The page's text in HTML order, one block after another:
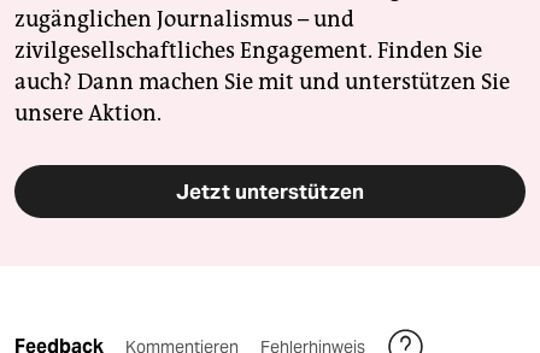
zugänglichen Journalismus – und
zivilgesellschaftliches Engagement. Finden Sie
auch? Dann machen Sie mit und unterstützen Sie
unsere Aktion.
Jetzt unterstützen
Feedback Kommentieren Fehlerhinweis